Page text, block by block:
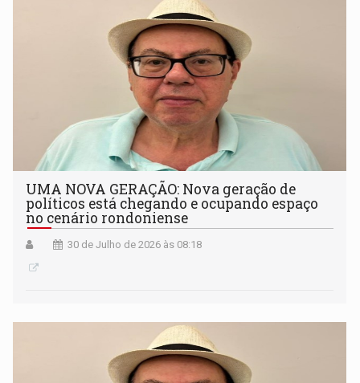
UMA NOVA GERAÇÃO: Nova geração de
políticos está chegando e ocupando espaço
no cenário rondoniense
30 de Julho de 2026 às 08:18